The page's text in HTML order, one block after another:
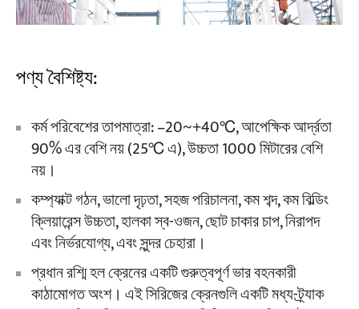
পণ্য বৈশিষ্ট্য:
কর্ম পরিবেশের তাপমাত্রা: –20~+40℃, আপেক্ষিক আর্দ্রতা
90% এর বেশি নয় (25℃ এ), উচ্চতা 1000 মিটারের বেশি
নয়।
কম্প্যাক্ট গঠন, ভালো দৃঢ়তা, সহজ পরিচালনা, কম শব্দ, কম বিল্ডিং
ক্লিয়ারেন্স উচ্চতা, হালকা স্ব-ওজন, ছোট চাকার চাপ, নিরাপদ
এবং নির্ভরযোগ্য, এবং সুন্দর চেহারা।
প্রধান রশ্মি হল ক্রেনের একটি গুরুত্বপূর্ণ ভার বহনকারী
কাঠামোগত অংশ। এই সিরিজের ক্রেনগুলি একটি মধ্য-ট্র্যাক